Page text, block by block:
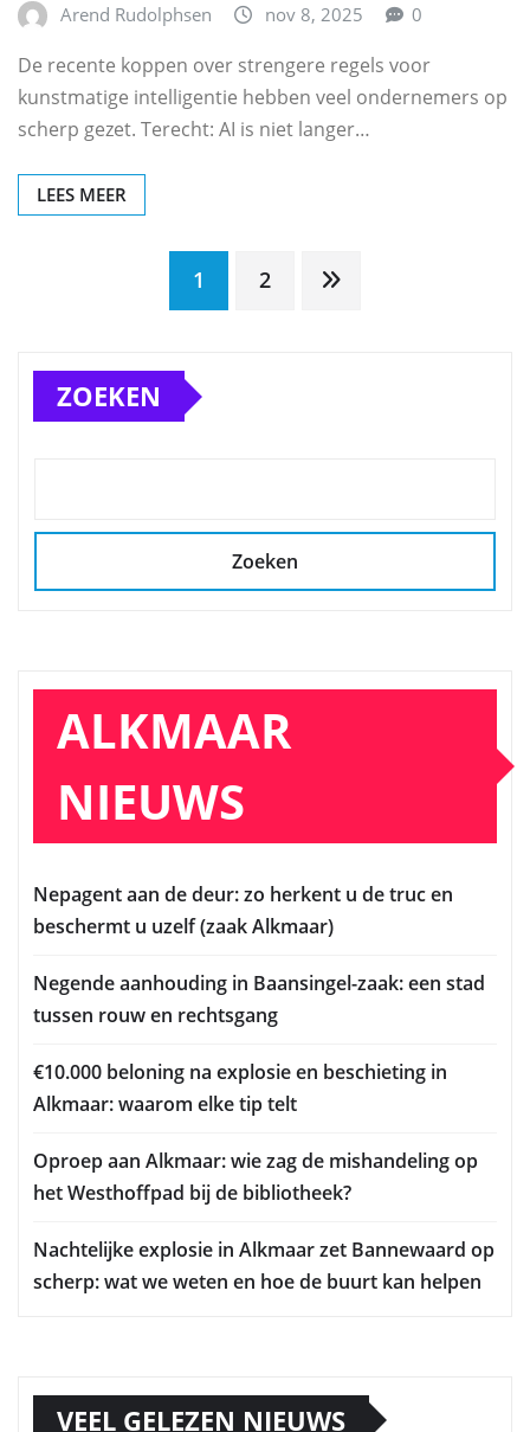
Arend Rudolphsen nov 8, 2025 0
De recente koppen over strengere regels voor
kunstmatige intelligentie hebben veel ondernemers op
scherp gezet. Terecht: AI is niet langer…
LEES MEER
Berichten
paginering
1 2
ZOEKEN
Zoeken
ALKMAAR
NIEUWS
Nepagent aan de deur: zo herkent u de truc en
beschermt u uzelf (zaak Alkmaar)
Negende aanhouding in Baansingel-zaak: een stad
tussen rouw en rechtsgang
€10.000 beloning na explosie en beschieting in
Alkmaar: waarom elke tip telt
Oproep aan Alkmaar: wie zag de mishandeling op
het Westhoffpad bij de bibliotheek?
Nachtelijke explosie in Alkmaar zet Bannewaard op
scherp: wat we weten en hoe de buurt kan helpen
VEEL GELEZEN NIEUWS